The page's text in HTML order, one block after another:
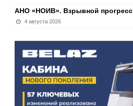
АНО «НОИВ». Взрывной прогресс
4 августа 2026